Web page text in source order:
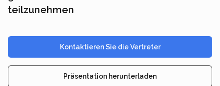
teilzunehmen
Kontaktieren Sie die Vertreter
Präsentation herunterladen